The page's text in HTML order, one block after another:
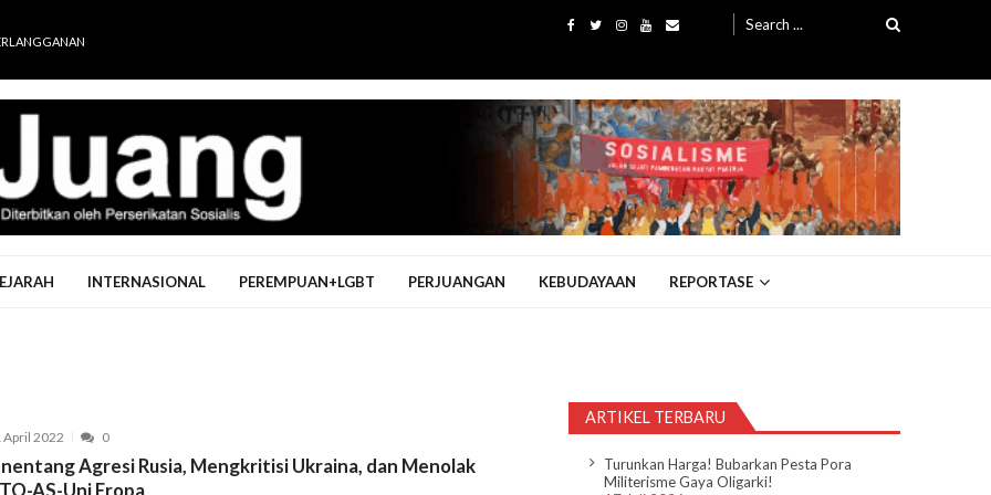
for:
INTERNASIONAL PEREMPUAN+LGBT PERJUANGAN KEBUDAYAAN REPORTASE
April 2022 0
Agresi Rusia, Mengkritisi Ukraina, dan Menolak
AS-Uni Eropa
ARTIKEL TERBARU
Turunkan Harga! Bubarkan Pesta Pora
Militerisme Gaya Oligarki!